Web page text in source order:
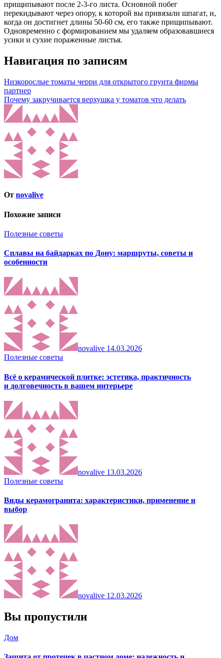
прищипывают после 2-3-го листа. Основной побег
перекидывают через опору, к которой вы привязали шпагат, и,
когда он достигнет длины 50-60 см, его также прищипывают.
Одновременно с формированием мы удаляем образовавшиеся
усики и сухие пораженные листья.
Навигация по записям
Низкорослые томаты черри для открытого грунта фирмы
партнер
Почему закручивается верхушка у томатов что делать
От novalive
Похожие записи
Полезные советы
Сплавы на байдарках по Дону: маршруты, советы и
особенности
novalive 14.03.2026
Полезные советы
Всё о керамической плитке: эстетика, практичность
и долговечность в вашем интерьере
novalive 13.03.2026
Полезные советы
Виды керамогранита: характеристики, применение и
выбор
novalive 12.03.2026
Вы пропустили
Дом